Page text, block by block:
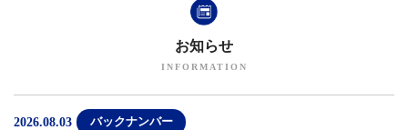
お知らせ
2026.08.03 バックナンバー